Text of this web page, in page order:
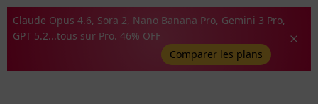
Claude Opus 4.6, Sora 2, Nano Banana Pro, Gemini 3 Pro,
GPT 5.2...tous sur Pro. 46% OFF
Comparer les plans